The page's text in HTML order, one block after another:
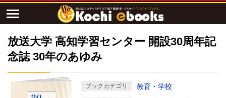
放送大学 高知学習センター 開設30周年記
念誌 30年のあゆみ
ブックカテゴリ 教育・学校